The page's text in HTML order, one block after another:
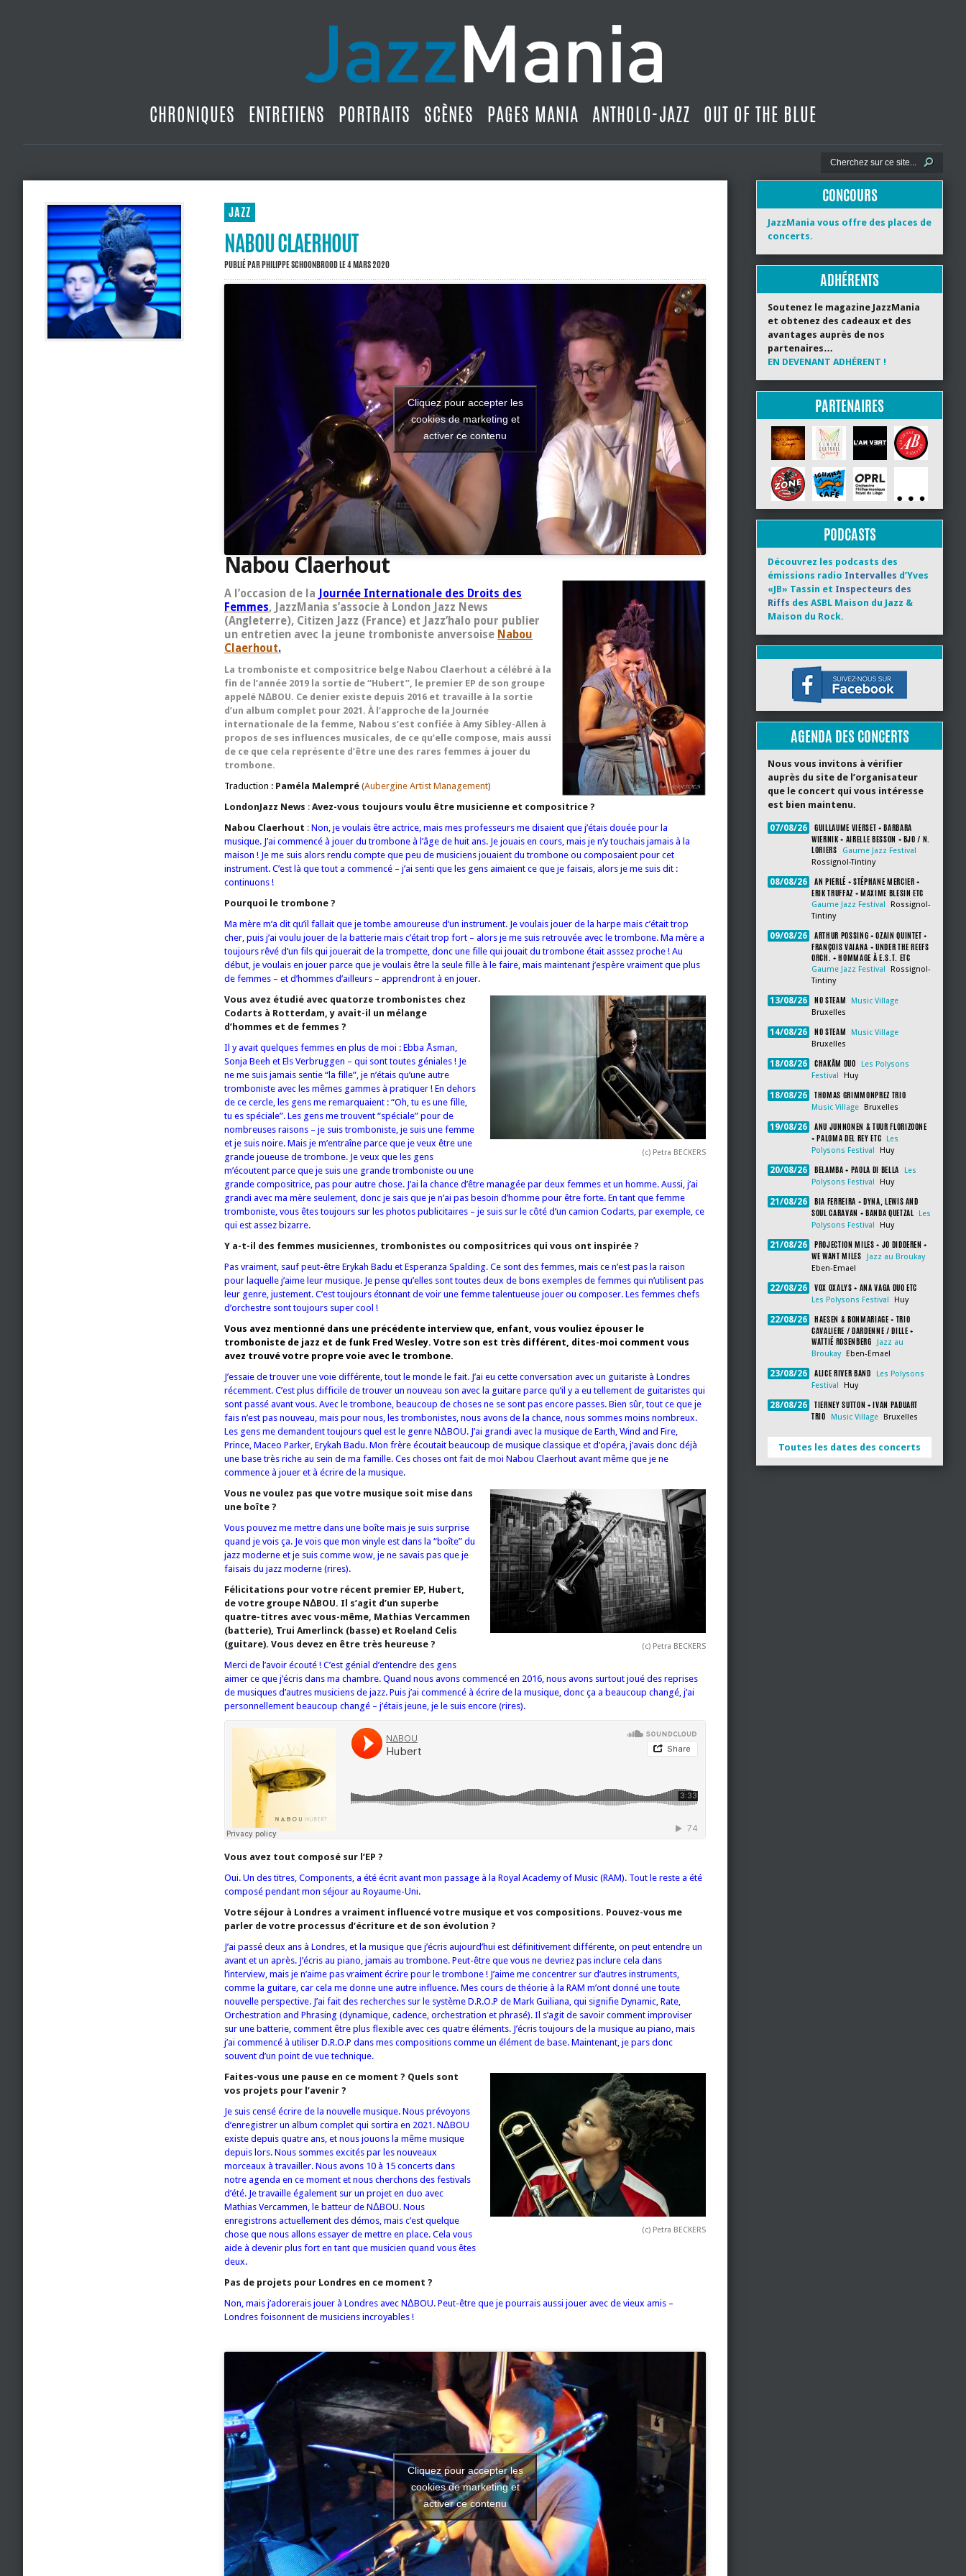
CHRONIQUES ENTRETIENS PORTRAITS SCÈNES PAGES MANIA ANTHOLO-JAZZ OUT OF THE BLUE
JAZZ
NABOU CLAERHOUT
PUBLIÉ PARPHILIPPE SCHOONBROODLE 4 MARS 2020
Cliquez pour accepter les
cookies de marketing et
activer ce contenu
Nabou Claerhout
A l’occasion de la
Journée Internationale des Droits des
Femmes, JazzMania s’associe à London Jazz News
(Angleterre), Citizen Jazz (France) et Jazz’halo pour publier
un entretien avec la jeune tromboniste anversoise Nabou
Claerhout.
La tromboniste et compositrice belge Nabou Claerhout a célébré à la
fin de l’année 2019 la sortie de “Hubert”, le premier EP de son groupe
appelé NΔBOU. Ce denier existe depuis 2016 et travaille à la sortie
d’un album complet pour 2021. À l’approche de la Journée
internationale de la femme, Nabou s’est confiée à Amy Sibley-Allen à
propos de ses influences musicales, de ce qu’elle compose, mais aussi
de ce que cela représente d’être une des rares femmes à jouer du
trombone.
Traduction : Paméla Malempré (Aubergine Artist Management)
LondonJazz News : Avez-vous toujours voulu être musicienne et compositrice ?
Nabou Claerhout : Non, je voulais être actrice, mais mes professeurs me disaient que j’étais douée pour la
musique. J’ai commencé à jouer du trombone à l’âge de huit ans. Je jouais en cours, mais je n’y touchais jamais à la
maison ! Je me suis alors rendu compte que peu de musiciens jouaient du trombone ou composaient pour cet
instrument. C’est là que tout a commencé – j’ai senti que les gens aimaient ce que je faisais, alors je me suis dit :
continuons !
Pourquoi le trombone ?
Ma mère m’a dit qu’il fallait que je tombe amoureuse d’un instrument. Je voulais jouer de la harpe mais c’était trop
cher, puis j’ai voulu jouer de la batterie mais c’était trop fort – alors je me suis retrouvée avec le trombone. Ma mère a
toujours rêvé d’un fils qui jouerait de la trompette, donc une fille qui jouait du trombone était asssez proche ! Au
début, je voulais en jouer parce que je voulais être la seule fille à le faire, mais maintenant j’espère vraiment que plus
de femmes – et d’hommes d’ailleurs – apprendront à en jouer.
(c) Petra BECKERS
Vous avez étudié avec quatorze trombonistes chez
Codarts à Rotterdam, y avait-il un mélange
d’hommes et de femmes ?
Il y avait quelques femmes en plus de moi : Ebba Åsman,
Sonja Beeh et Els Verbruggen – qui sont toutes géniales ! Je
ne me suis jamais sentie “la fille”, je n’étais qu’une autre
tromboniste avec les mêmes gammes à pratiquer ! En dehors
de ce cercle, les gens me remarquaient : “Oh, tu es une fille,
tu es spéciale”. Les gens me trouvent “spéciale” pour de
nombreuses raisons – je suis tromboniste, je suis une femme
et je suis noire. Mais je m’entraîne parce que je veux être une
grande joueuse de trombone. Je veux que les gens
m’écoutent parce que je suis une grande tromboniste ou une
grande compositrice, pas pour autre chose. J’ai la chance d’être managée par deux femmes et un homme. Aussi, j’ai
grandi avec ma mère seulement, donc je sais que je n’ai pas besoin d’homme pour être forte. En tant que femme
tromboniste, vous êtes toujours sur les photos publicitaires – je suis sur le côté d’un camion Codarts, par exemple, ce
qui est assez bizarre.
Y a-t-il des femmes musiciennes, trombonistes ou compositrices qui vous ont inspirée ?
Pas vraiment, sauf peut-être Erykah Badu et Esperanza Spalding. Ce sont des femmes, mais ce n’est pas la raison
pour laquelle j’aime leur musique. Je pense qu’elles sont toutes deux de bons exemples de femmes qui n’utilisent pas
leur genre, justement. C’est toujours étonnant de voir une femme talentueuse jouer ou composer. Les femmes chefs
d’orchestre sont toujours super cool !
Vous avez mentionné dans une précédente interview que, enfant, vous vouliez épouser le
tromboniste de jazz et de funk Fred Wesley. Votre son est très différent, dites-moi comment vous
avez trouvé votre propre voie avec le trombone.
J’essaie de trouver une voie différente, tout le monde le fait. J’ai eu cette conversation avec un guitariste à Londres
récemment. C’est plus difficile de trouver un nouveau son avec la guitare parce qu’il y a eu tellement de guitaristes qui
sont passé avant vous. Avec le trombone, beaucoup de choses ne se sont pas encore passes. Bien sûr, tout ce que je
fais n’est pas nouveau, mais pour nous, les trombonistes, nous avons de la chance, nous sommes moins nombreux.
Les gens me demandent toujours quel est le genre NΔBOU. J’ai grandi avec la musique de Earth, Wind and Fire,
Prince, Maceo Parker, Erykah Badu. Mon frère écoutait beaucoup de musique classique et d’opéra, j’avais donc déjà
une base très riche au sein de ma famille. Ces choses ont fait de moi Nabou Claerhout avant même que je ne
commence à jouer et à écrire de la musique.
(c) Petra BECKERS
Vous ne voulez pas que votre musique soit mise dans
une boîte ?
Vous pouvez me mettre dans une boîte mais je suis surprise
quand je vois ça. Je vois que mon vinyle est dans la “boîte” du
jazz moderne et je suis comme wow, je ne savais pas que je
faisais du jazz moderne (rires).
Félicitations pour votre récent premier EP, Hubert,
de votre groupe NΔBOU. Il s’agit d’un superbe
quatre-titres avec vous-même, Mathias Vercammen
(batterie), Trui Amerlinck (basse) et Roeland Celis
(guitare). Vous devez en être très heureuse ?
Merci de l’avoir écouté ! C’est génial d’entendre des gens
aimer ce que j’écris dans ma chambre. Quand nous avons commencé en 2016, nous avons surtout joué des reprises
de musiques d’autres musiciens de jazz. Puis j’ai commencé à écrire de la musique, donc ça a beaucoup changé, j’ai
personnellement beaucoup changé – j’étais jeune, je le suis encore (rires).
Vous avez tout composé sur l’EP ?
Oui. Un des titres, Components, a été écrit avant mon passage à la Royal Academy of Music (RAM). Tout le reste a été
composé pendant mon séjour au Royaume-Uni.
Votre séjour à Londres a vraiment influencé votre musique et vos compositions. Pouvez-vous me
parler de votre processus d’écriture et de son évolution ?
J’ai passé deux ans à Londres, et la musique que j’écris aujourd’hui est définitivement différente, on peut entendre un
avant et un après. J’écris au piano, jamais au trombone. Peut-être que vous ne devriez pas inclure cela dans
l’interview, mais je n’aime pas vraiment écrire pour le trombone ! J’aime me concentrer sur d’autres instruments,
comme la guitare, car cela me donne une autre influence. Mes cours de théorie à la RAM m’ont donné une toute
nouvelle perspective. J’ai fait des recherches sur le système D.R.O.P de Mark Guiliana, qui signifie Dynamic, Rate,
Orchestration and Phrasing (dynamique, cadence, orchestration et phrasé). Il s’agit de savoir comment improviser
sur une batterie, comment être plus flexible avec ces quatre éléments. J’écris toujours de la musique au piano, mais
j’ai commencé à utiliser D.R.O.P dans mes compositions comme un élément de base. Maintenant, je pars donc
souvent d’un point de vue technique.
(c) Petra BECKERS
Faites-vous une pause en ce moment ? Quels sont
vos projets pour l’avenir ?
Je suis censé écrire de la nouvelle musique. Nous prévoyons
d’enregistrer un album complet qui sortira en 2021. NΔBOU
existe depuis quatre ans, et nous jouons la même musique
depuis lors. Nous sommes excités par les nouveaux
morceaux à travailler. Nous avons 10 à 15 concerts dans
notre agenda en ce moment et nous cherchons des festivals
d’été. Je travaille également sur un projet en duo avec
Mathias Vercammen, le batteur de NΔBOU. Nous
enregistrons actuellement des démos, mais c’est quelque
chose que nous allons essayer de mettre en place. Cela vous
aide à devenir plus fort en tant que musicien quand vous êtes
deux.
Pas de projets pour Londres en ce moment ?
Non, mais j’adorerais jouer à Londres avec NΔBOU. Peut-être que je pourrais aussi jouer avec de vieux amis –
Londres foisonnent de musiciens incroyables !
Cliquez pour accepter les
cookies de marketing et
activer ce contenu
CONCOURS
JazzMania vous offre des places de
concerts.
ADHÉRENTS
Soutenez le magazine JazzMania
et obtenez des cadeaux et des
avantages auprès de nos
partenaires…
EN DEVENANT ADHÉRENT !
PARTENAIRES
PODCASTS
Découvrez les podcasts des
émissions radio Intervalles d’Yves
«JB» Tassin et Inspecteurs des
Riffs des ASBL Maison du Jazz &
Maison du Rock.
AGENDA DES CONCERTS
Nous vous invitons à vérifier
auprès du site de l’organisateur
que le concert qui vous intéresse
est bien maintenu.
07/08/26
GUILLAUME VIERSET + BARBARA
WIERNIK + AIRELLE BESSON + BJO / N.
LORIERS
Gaume Jazz Festival
Rossignol-Tintiny
08/08/26
AN PIERLÉ + STÉPHANE MERCIER +
ERIK TRUFFAZ + MAXIME BLESIN ETC
Gaume Jazz Festival
Rossignol-
Tintiny
09/08/26
ARTHUR POSSING + OZAIN QUINTET +
FRANÇOIS VAIANA + UNDER THE REEFS
ORCH. + HOMMAGE À E.S.T. ETC
Gaume Jazz Festival
Rossignol-
Tintiny
13/08/26 NO STEAM
Music Village
Bruxelles
14/08/26 NO STEAM
Music Village
Bruxelles
18/08/26 CHAKÂM DUO
Les Polysons
Festival
Huy
18/08/26 THOMAS GRIMMONPREZ TRIO
Music Village Bruxelles
19/08/26
ANU JUNNONEN & TUUR FLORIZOONE
+ PALOMA DEL REY ETC
Les
Polysons Festival
Huy
20/08/26 BELAMBA + PAOLA DI BELLA
Les
Polysons Festival
Huy
21/08/26
BIA FERREIRA + DYNA, LEWIS AND
SOUL CARAVAN + BANDA QUETZAL
Les
Polysons Festival
Huy
21/08/26
PROJECTION MILES + JO DIDDEREN +
WE WANT MILES
Jazz au Broukay
Eben-Emael
22/08/26 VOX OXALYS + ANA VAGA DUO ETC
Les Polysons Festival Huy
22/08/26
HAESEN & BONMARIAGE + TRIO
CAVALIERE / DARDENNE / DILLE +
WATTIÉ ROSENBERG
Jazz au
Broukay
Eben-Emael
23/08/26 ALICE RIVER BAND
Les Polysons
Festival
Huy
28/08/26
TIERNEY SUTTON + IVAN PADUART
TRIO
Music Village Bruxelles
Toutes les dates des concerts